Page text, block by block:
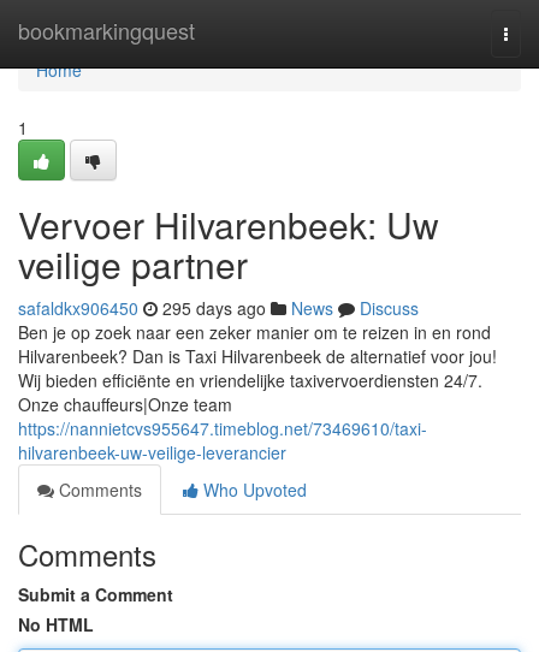
bookmarkingquest
Home
Home
1
Vervoer Hilvarenbeek: Uw
veilige partner
safaldkx906450 295 days ago News
Discuss
Ben je op zoek naar een zeker manier om te reizen in en rond
Hilvarenbeek? Dan is Taxi Hilvarenbeek de alternatief voor jou!
Wij bieden efficiënte en vriendelijke taxivervoerdiensten 24/7.
Onze chauffeurs|Onze team
https://nannietcvs955647.timeblog.net/73469610/taxi-
hilvarenbeek-uw-veilige-leverancier
Comments
Who Upvoted
Comments
Submit a Comment
No HTML